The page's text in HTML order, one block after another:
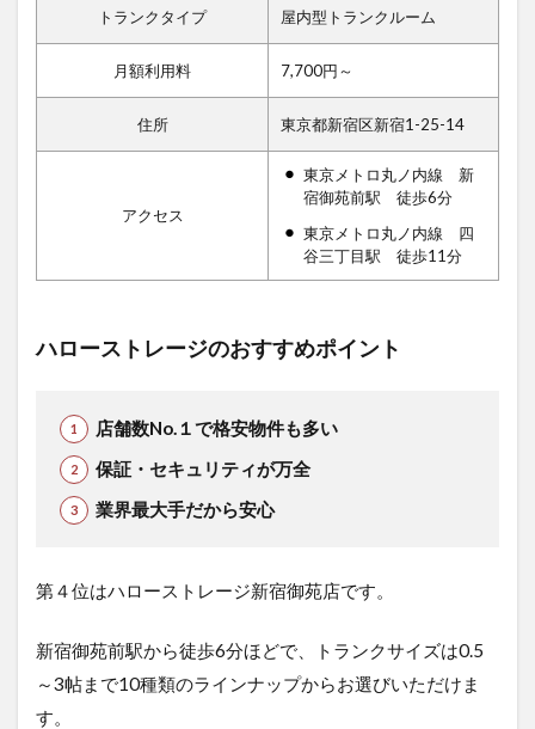
トランクタイプ 屋内型トランクルーム
月額利用料 7,700円～
住所 東京都新宿区新宿1-25-14
アクセス
東京メトロ丸ノ内線 新
宿御苑前駅 徒歩6分
東京メトロ丸ノ内線 四
谷三丁目駅 徒歩11分
ハローストレージのおすすめポイント
店舗数No.１で格安物件も多い
保証・セキュリティが万全
業界最大手だから安心
第４位はハローストレージ新宿御苑店です。
新宿御苑前駅から徒歩6分ほどで、トランクサイズは0.5
～3帖まで10種類のラインナップからお選びいただけま
す。